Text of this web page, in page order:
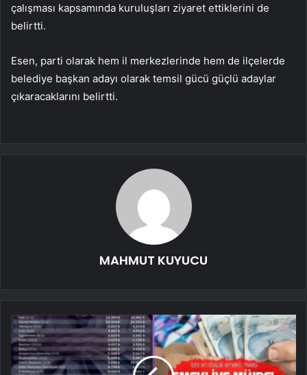
çalışması kapsamında kuruluşları ziyaret ettiklerini de
belirtti.
Esen, parti olarak hem il merkezlerinde hem de ilçelerde
belediye başkan adayı olarak temsil gücü güçlü adaylar
çıkaracaklarını belirtti.
MAHMUT KUYUCU